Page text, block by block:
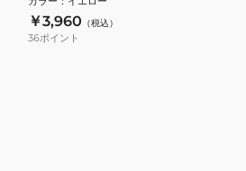
￥3,960 （税込）
36ポイント